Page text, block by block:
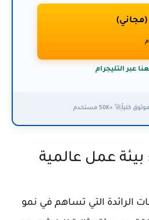
(مجاني)
عبر التليجرام
كلياً 🚀 +50K مستخدم
عمل عالمية
الرائدة التي تساهم في نمو